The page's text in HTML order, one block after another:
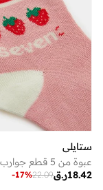
ستايلي
ر.ق18.42
22.09
-17%